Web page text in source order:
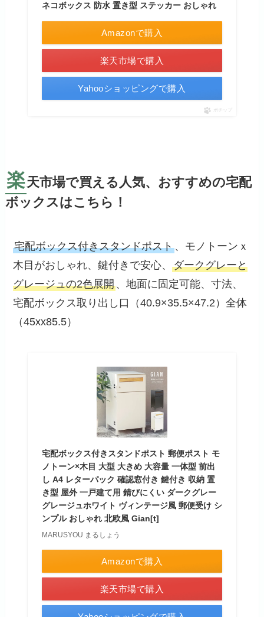
ネコボックス 防水 置き型 ステッカー おしゃれ
Amazonで購入
楽天市場で購入
Yahooショッピングで購入
ポチップ
楽天市場で買える人気、おすすめの宅配
ボックスはこちら！
宅配ボックス付きスタンドポスト、モノトーンｘ
木目がおしゃれ、鍵付きで安心、ダークグレーと
グレージュの2色展開、地面に固定可能、寸法、
宅配ボックス取り出し口（40.9×35.5×47.2）全体
（45xx85.5）
宅配ボックス付きスタンドポスト 郵便ポスト モ
ノトーン×木目 大型 大きめ 大容量 一体型 前出
し A4 レターパック 確認窓付き 鍵付き 収納 置
き型 屋外 一戸建て用 錆びにくい ダークグレー
グレージュホワイト ヴィンテージ風 郵便受け シ
ンプル おしゃれ 北欧風 Gian[t]
MARUSYOU まるしょう
Amazonで購入
楽天市場で購入